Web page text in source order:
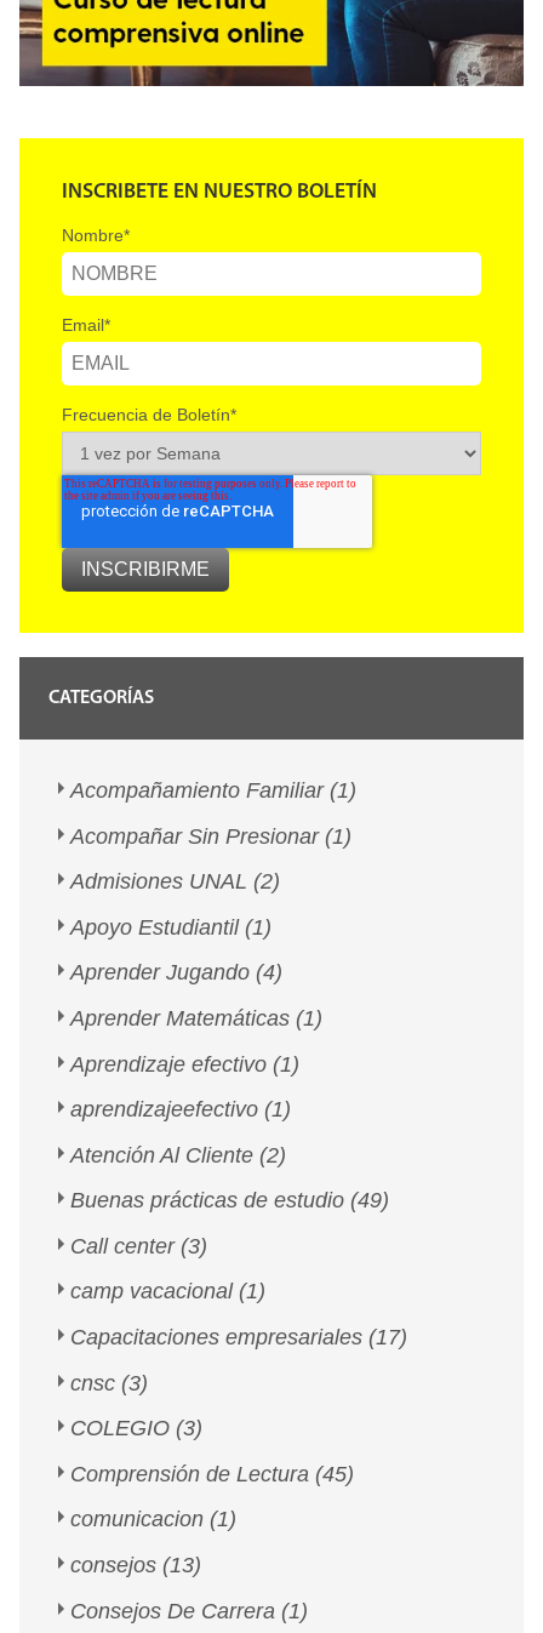
INSCRIBETE EN NUESTRO BOLETÍN
Nombre*
Email*
Frecuencia de Boletín*
CATEGORÍAS
Acompañamiento Familiar (1)
Acompañar Sin Presionar (1)
Admisiones UNAL (2)
Apoyo Estudiantil (1)
Aprender Jugando (4)
Aprender Matemáticas (1)
Aprendizaje efectivo (1)
aprendizajeefectivo (1)
Atención Al Cliente (2)
Buenas prácticas de estudio (49)
Call center (3)
camp vacacional (1)
Capacitaciones empresariales (17)
cnsc (3)
COLEGIO (3)
Comprensión de Lectura (45)
comunicacion (1)
consejos (13)
Consejos De Carrera (1)